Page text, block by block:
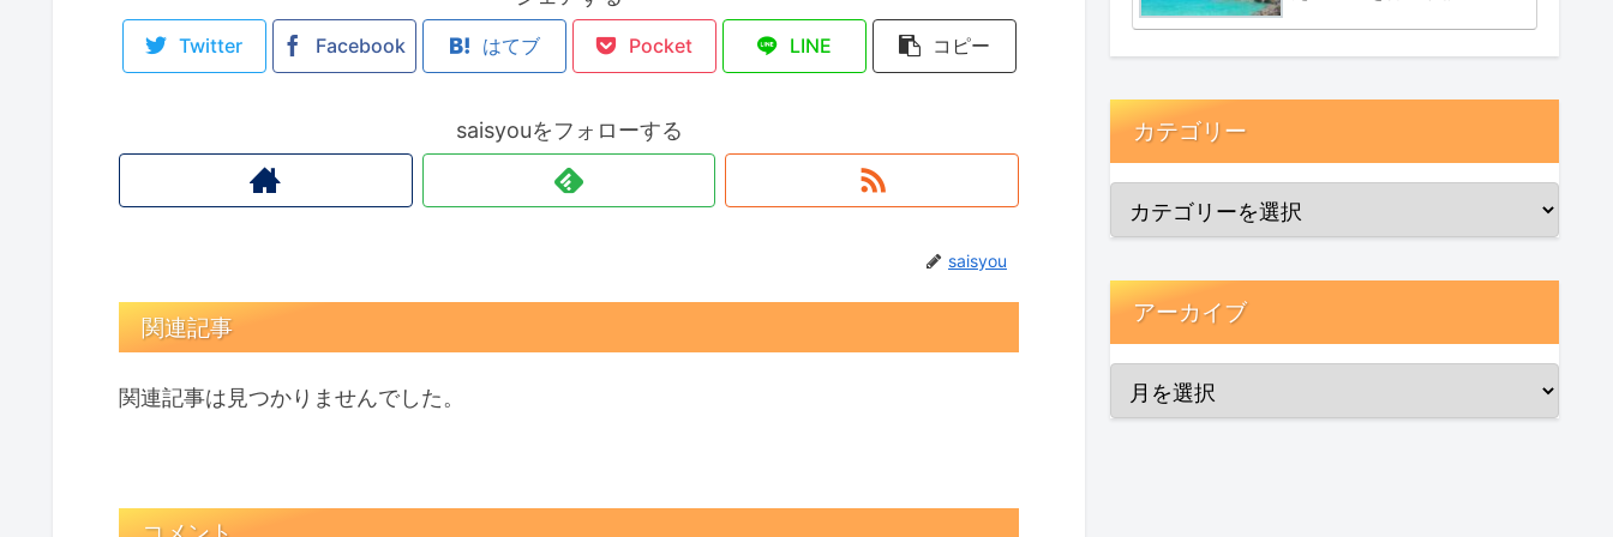
Twitter Facebook はてブ Pocket LINE コピー
saisyouをフォローする
saisyou
関連記事
関連記事は見つかりませんでした。
カテゴリー
アーカイブ